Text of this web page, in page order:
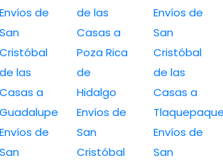
Envíos de
San
Cristóbal
de las
Casas a
Guadalupe
Envíos de
San
de las
Casas a
Poza Rica
de
Hidalgo
Envíos de
San
Cristóbal
Envíos de
San
Cristóbal
de las
Casas a
Envíos de
San